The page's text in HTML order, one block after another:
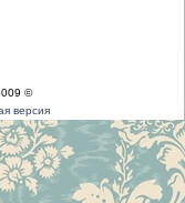
©
версия